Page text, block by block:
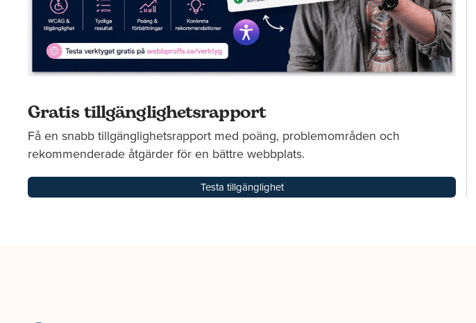
Gratis tillgänglighetsrapport
Få en snabb tillgänglighetsrapport med poäng, problemområden och
rekommenderade åtgärder för en bättre webbplats.
Testa tillgänglighet